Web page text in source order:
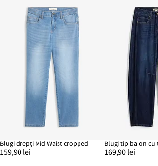
Blugi drepți Mid Waist cropped
159,90 lei 169,90 lei